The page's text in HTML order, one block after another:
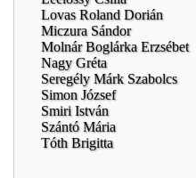
Lovas Roland Dorián
Miczura Sándor
Molnár Boglárka Erzsébet
Nagy Gréta
Seregély Márk Szabolcs
Simon József
Smiri István
Szántó Mária
Tóth Brigitta